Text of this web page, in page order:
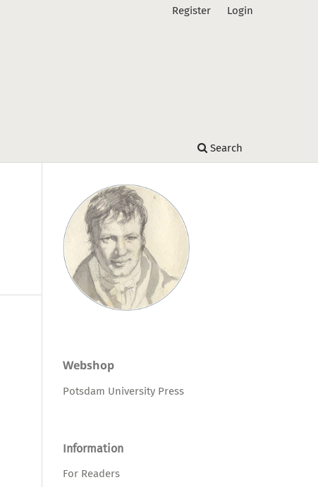
Search
Register Login
Webshop
Potsdam University Press
Information
For Readers